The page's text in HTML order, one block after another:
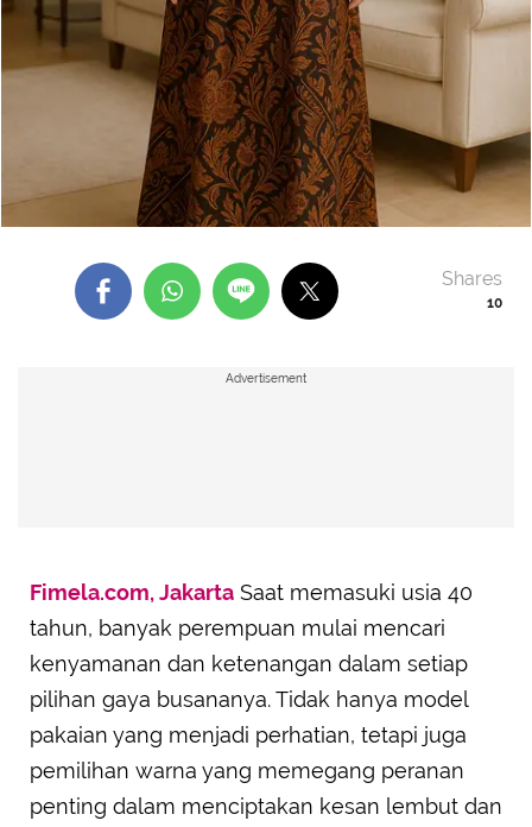
10
Shares
Advertisement
Fimela.com, Jakarta Saat memasuki usia 40
tahun, banyak perempuan mulai mencari
kenyamanan dan ketenangan dalam setiap
pilihan gaya busananya. Tidak hanya model
pakaian yang menjadi perhatian, tetapi juga
pemilihan warna yang memegang peranan
penting dalam menciptakan kesan lembut dan